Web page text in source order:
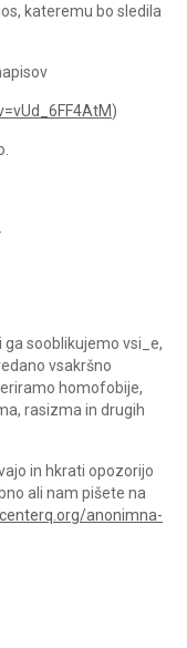
kateremu bo sledila
)
sooblikujemo vsi_e,
vsakršno
homofobije,
rasizma in drugih
in hkrati opozorijo
ali nam pišete na
anonimna-